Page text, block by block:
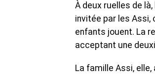
À deux ruelles de
invitée par les Assi,
enfants jouent. La
acceptant une
La famille Assi,